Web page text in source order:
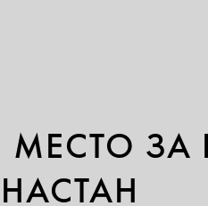
МЕСТО